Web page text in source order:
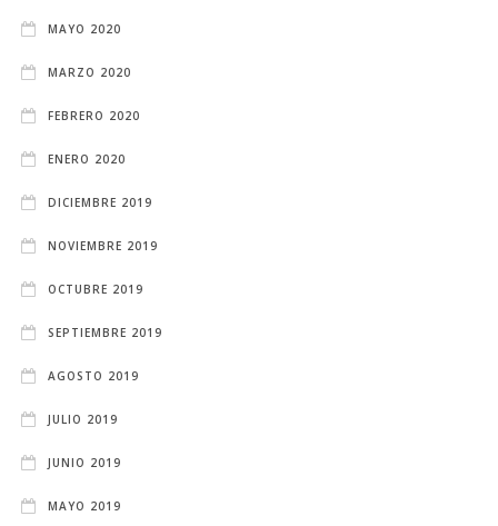
MAYO 2020
MARZO 2020
FEBRERO 2020
ENERO 2020
DICIEMBRE 2019
NOVIEMBRE 2019
OCTUBRE 2019
SEPTIEMBRE 2019
AGOSTO 2019
JULIO 2019
JUNIO 2019
MAYO 2019